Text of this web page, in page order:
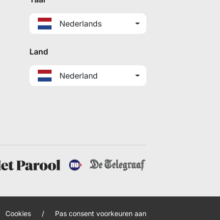
Nederlands
Land
Nederland
Cookies / Pas consent voorkeuren aan